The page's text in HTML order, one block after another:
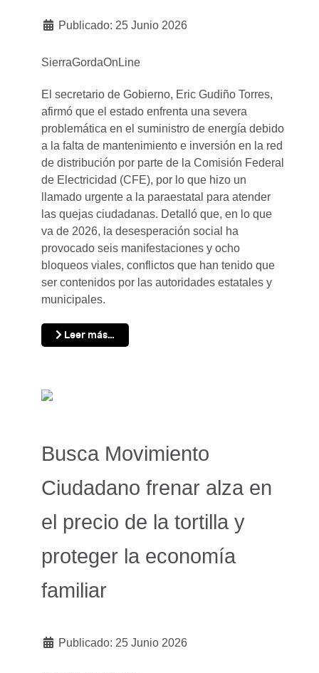
Publicado: 25 Junio 2026
SierraGordaOnLine
El secretario de Gobierno, Eric Gudiño Torres,
afirmó que el estado enfrenta una severa
problemática en el suministro de energía debido
a la falta de mantenimiento e inversión en la red
de distribución por parte de la Comisión Federal
de Electricidad (CFE), por lo que hizo un
llamado urgente a la paraestatal para atender
las quejas ciudadanas. Detalló que, en lo que
va de 2026, la desesperación social ha
provocado seis manifestaciones y ocho
bloqueos viales, conflictos que han tenido que
ser contenidos por las autoridades estatales y
municipales.
Leer más…
Busca Movimiento
Ciudadano frenar alza en
el precio de la tortilla y
proteger la economía
familiar
Publicado: 25 Junio 2026